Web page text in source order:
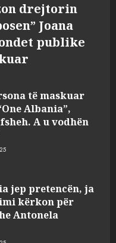
drejtorin
Joana
publike
të maskuar
Albania”,
A u vodhën
jep pretencën, ja
kërkon për
Antonela